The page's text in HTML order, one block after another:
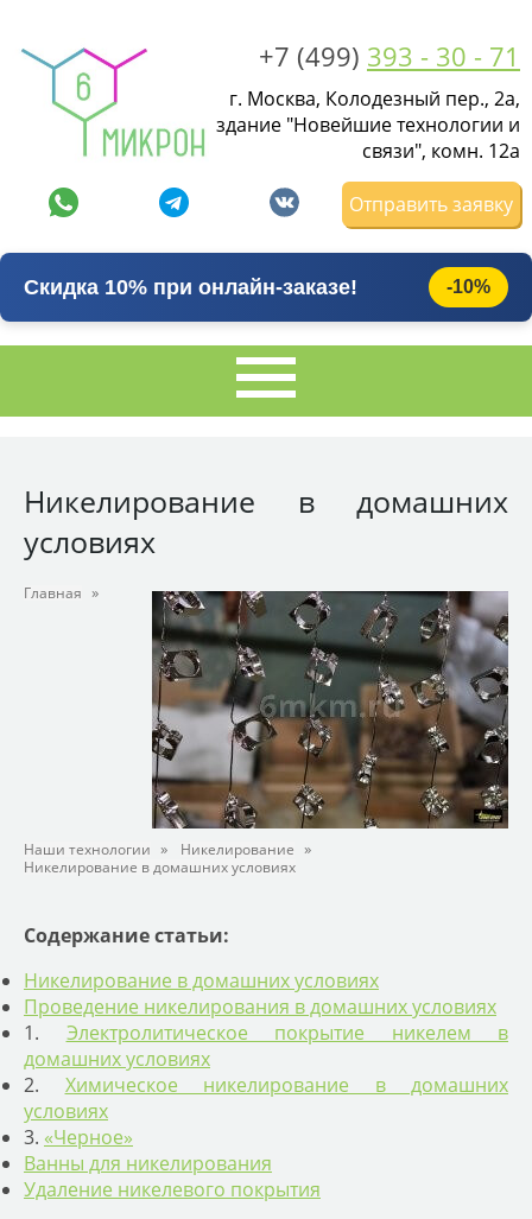
+7 (499) 393 - 30 - 71
г. Москва, Колодезный пер., 2а,
здание "Новейшие технологии и
связи", комн. 12а
Отправить заявку
Скидка 10% при онлайн-заказе! -10%
Никелирование в домашних
условиях
Главная »
Наши технологии » Никелирование »
Никелирование в домашних условиях
Содержание статьи:
Никелирование в домашних условиях
Проведение никелирования в домашних условиях
1. Электролитическое покрытие никелем в
домашних условиях
2. Химическое никелирование в домашних
условиях
3. «Черное»
Ванны для никелирования
Удаление никелевого покрытия